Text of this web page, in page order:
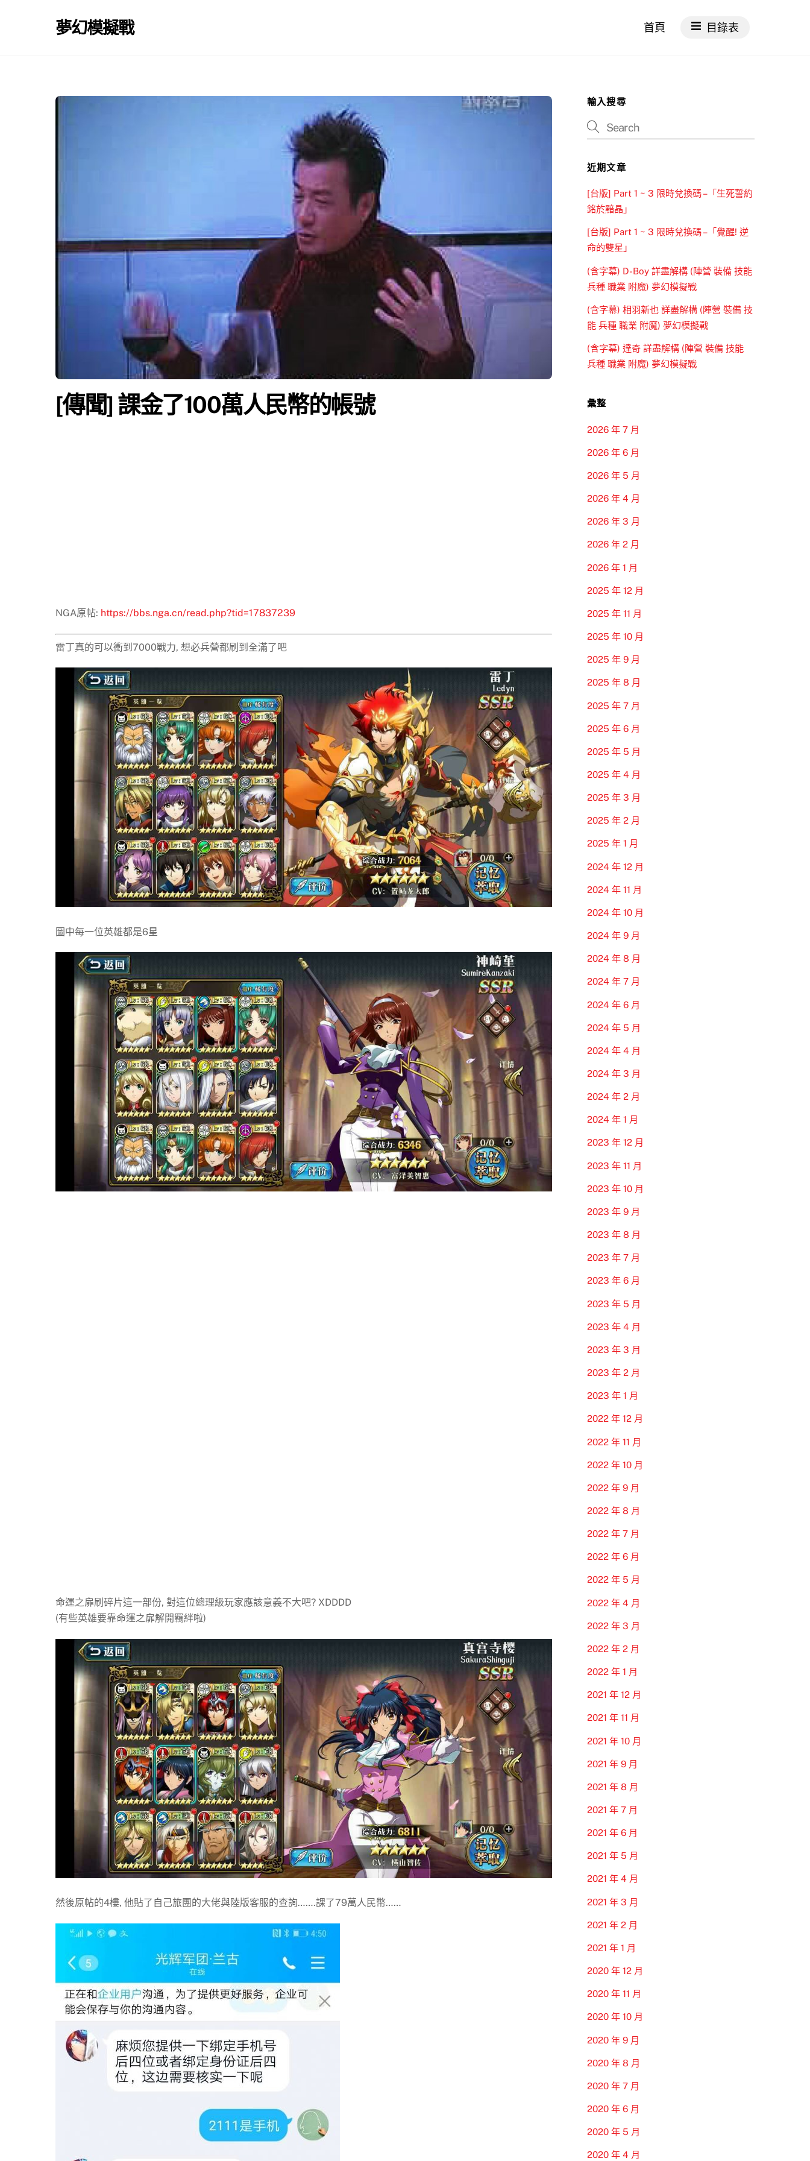
夢幻模擬戰 首頁 目錄表
[傳聞] 課金了100萬人民幣的帳號
NGA原帖: https://bbs.nga.cn/read.php?tid=17837239
雷丁真的可以衝到7000戰力, 想必兵營都刷到全滿了吧
圖中每一位英雄都是6星
命運之扉刷碎片這一部份, 對這位總理級玩家應該意義不大吧? XDDDD
(有些英雄要靠命運之扉解開羈絆啦)
然後原帖的4樓, 他貼了自己旅團的大佬與陸版客服的查詢…….課了79萬人民幣……
輸入搜尋
近期文章
[台版] Part 1 ~ 3 限時兌換碼 –「生死誓約
銘於黯晶」
[台版] Part 1 ~ 3 限時兌換碼 –「覺醒! 逆
命的雙星」
(含字幕) D-Boy 詳盡解構 (陣營 裝備 技能
兵種 職業 附魔) 夢幻模擬戰
(含字幕) 相羽新也 詳盡解構 (陣營 裝備 技
能 兵種 職業 附魔) 夢幻模擬戰
(含字幕) 達奇 詳盡解構 (陣營 裝備 技能
兵種 職業 附魔) 夢幻模擬戰
彙整
2026 年 7 月
2026 年 6 月
2026 年 5 月
2026 年 4 月
2026 年 3 月
2026 年 2 月
2026 年 1 月
2025 年 12 月
2025 年 11 月
2025 年 10 月
2025 年 9 月
2025 年 8 月
2025 年 7 月
2025 年 6 月
2025 年 5 月
2025 年 4 月
2025 年 3 月
2025 年 2 月
2025 年 1 月
2024 年 12 月
2024 年 11 月
2024 年 10 月
2024 年 9 月
2024 年 8 月
2024 年 7 月
2024 年 6 月
2024 年 5 月
2024 年 4 月
2024 年 3 月
2024 年 2 月
2024 年 1 月
2023 年 12 月
2023 年 11 月
2023 年 10 月
2023 年 9 月
2023 年 8 月
2023 年 7 月
2023 年 6 月
2023 年 5 月
2023 年 4 月
2023 年 3 月
2023 年 2 月
2023 年 1 月
2022 年 12 月
2022 年 11 月
2022 年 10 月
2022 年 9 月
2022 年 8 月
2022 年 7 月
2022 年 6 月
2022 年 5 月
2022 年 4 月
2022 年 3 月
2022 年 2 月
2022 年 1 月
2021 年 12 月
2021 年 11 月
2021 年 10 月
2021 年 9 月
2021 年 8 月
2021 年 7 月
2021 年 6 月
2021 年 5 月
2021 年 4 月
2021 年 3 月
2021 年 2 月
2021 年 1 月
2020 年 12 月
2020 年 11 月
2020 年 10 月
2020 年 9 月
2020 年 8 月
2020 年 7 月
2020 年 6 月
2020 年 5 月
2020 年 4 月